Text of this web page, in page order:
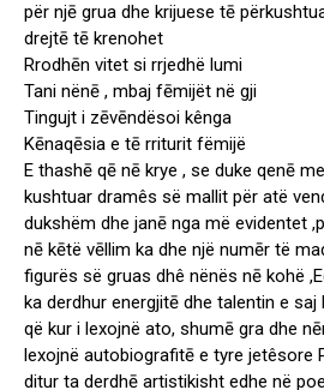
për njē grua dhe krijuese tē
drejtē tē krenohet
Rrodhēn vitet si rrjedhë lumi
Tani nënē , mbaj fēmijët në gji
Tingujt i zēvēndësoi kênga
Kēnaqēsia e tē rriturit fëmijë
E thashē qē nē krye , se duke qenē
kushtuar dramês së mallit për atë
dukshëm dhe janē nga më evidentet
nē kētë vēllim ka dhe një numēr të
figurës së gruas dhê nënës nē kohë
ka derdhur energjitē dhe talentin e
që kur i lexojnë ato, shumē gra dhe
lexojnë autobiografitē e tyre jetêsore
ditur ta derdhē artistikisht edhe në